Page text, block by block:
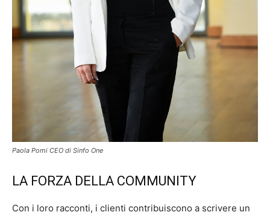
Paola Pomi CEO di Sinfo One
LA FORZA DELLA COMMUNITY
Con i loro racconti, i clienti contribuiscono a scrivere un